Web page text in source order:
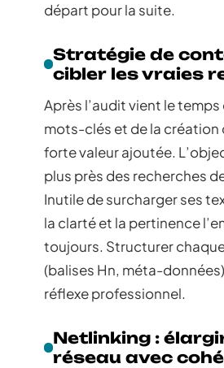
départ pour la suite.
Stratégie de
cibler les vraies
Après l’audit vient le temps
mots-clés et de la création
forte valeur ajoutée.
plus près des recherches
Inutile de surcharger ses
la clarté et la pertinence
toujours. Structurer
(balises Hn, méta-
réflexe professionnel.
Netlinking :
réseau avec